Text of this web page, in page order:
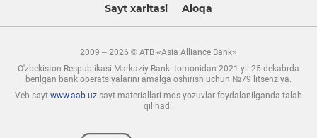
Sayt xaritasi
Aloqa
2009 – 2026 © ATB «Asia Alliance Bank»
O'zbekiston Respublikasi Markaziy Banki tomonidan 2021 yil 25 dekabrda
berilgan bank operatsiyalarini amalga oshirish uchun №79 litsenziya.
Veb-sayt www.aab.uz sayt materiallari mos yozuvlar foydalanilganda talab
qilinadi.